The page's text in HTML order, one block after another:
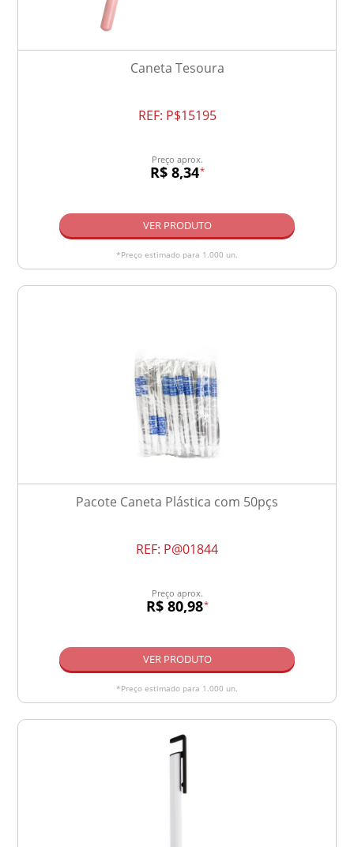
Caneta Tesoura
REF: P$15195
Preço aprox.
R$ 8,34*
VER PRODUTO
*Preço estimado para 1.000 un.
Pacote Caneta Plástica com 50pçs
REF: P@01844
Preço aprox.
R$ 80,98*
VER PRODUTO
*Preço estimado para 1.000 un.